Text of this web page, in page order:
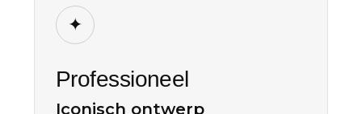
✦
Professioneel
Iconisch ontwerp